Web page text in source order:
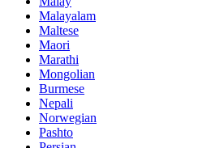
Malayalam
Maltese
Maori
Marathi
Mongolian
Burmese
Nepali
Norwegian
Pashto